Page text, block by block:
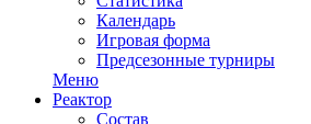
Календарь
Игровая форма
Предсезонные турниры
Меню
Реактор
Состав